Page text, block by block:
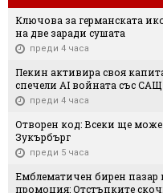
Ключова за германската
на две заради сушата
преди 4 часа
Пекин активира своя
спечели AI войната със САЩ
преди 4 часа
Отворен код: Всеки ще
Зукърбърг
преди 5 часа
Емблематичен бирен пазар
промоция: Отстъпките